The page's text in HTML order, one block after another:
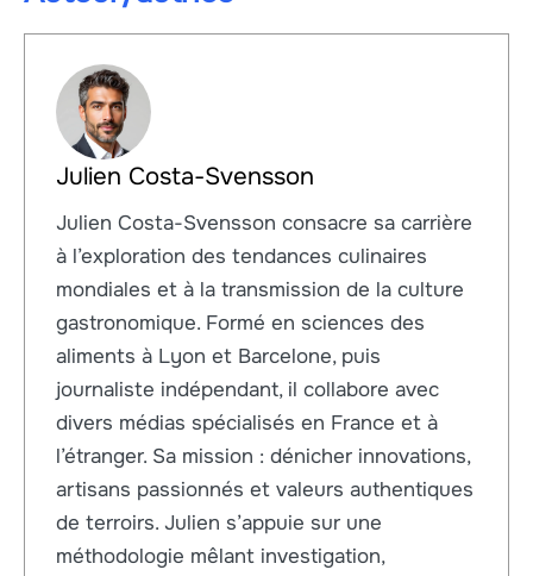
Julien Costa-Svensson
Julien Costa-Svensson consacre sa carrière
à l’exploration des tendances culinaires
mondiales et à la transmission de la culture
gastronomique. Formé en sciences des
aliments à Lyon et Barcelone, puis
journaliste indépendant, il collabore avec
divers médias spécialisés en France et à
l’étranger. Sa mission : dénicher innovations,
artisans passionnés et valeurs authentiques
de terroirs. Julien s’appuie sur une
méthodologie mêlant investigation,